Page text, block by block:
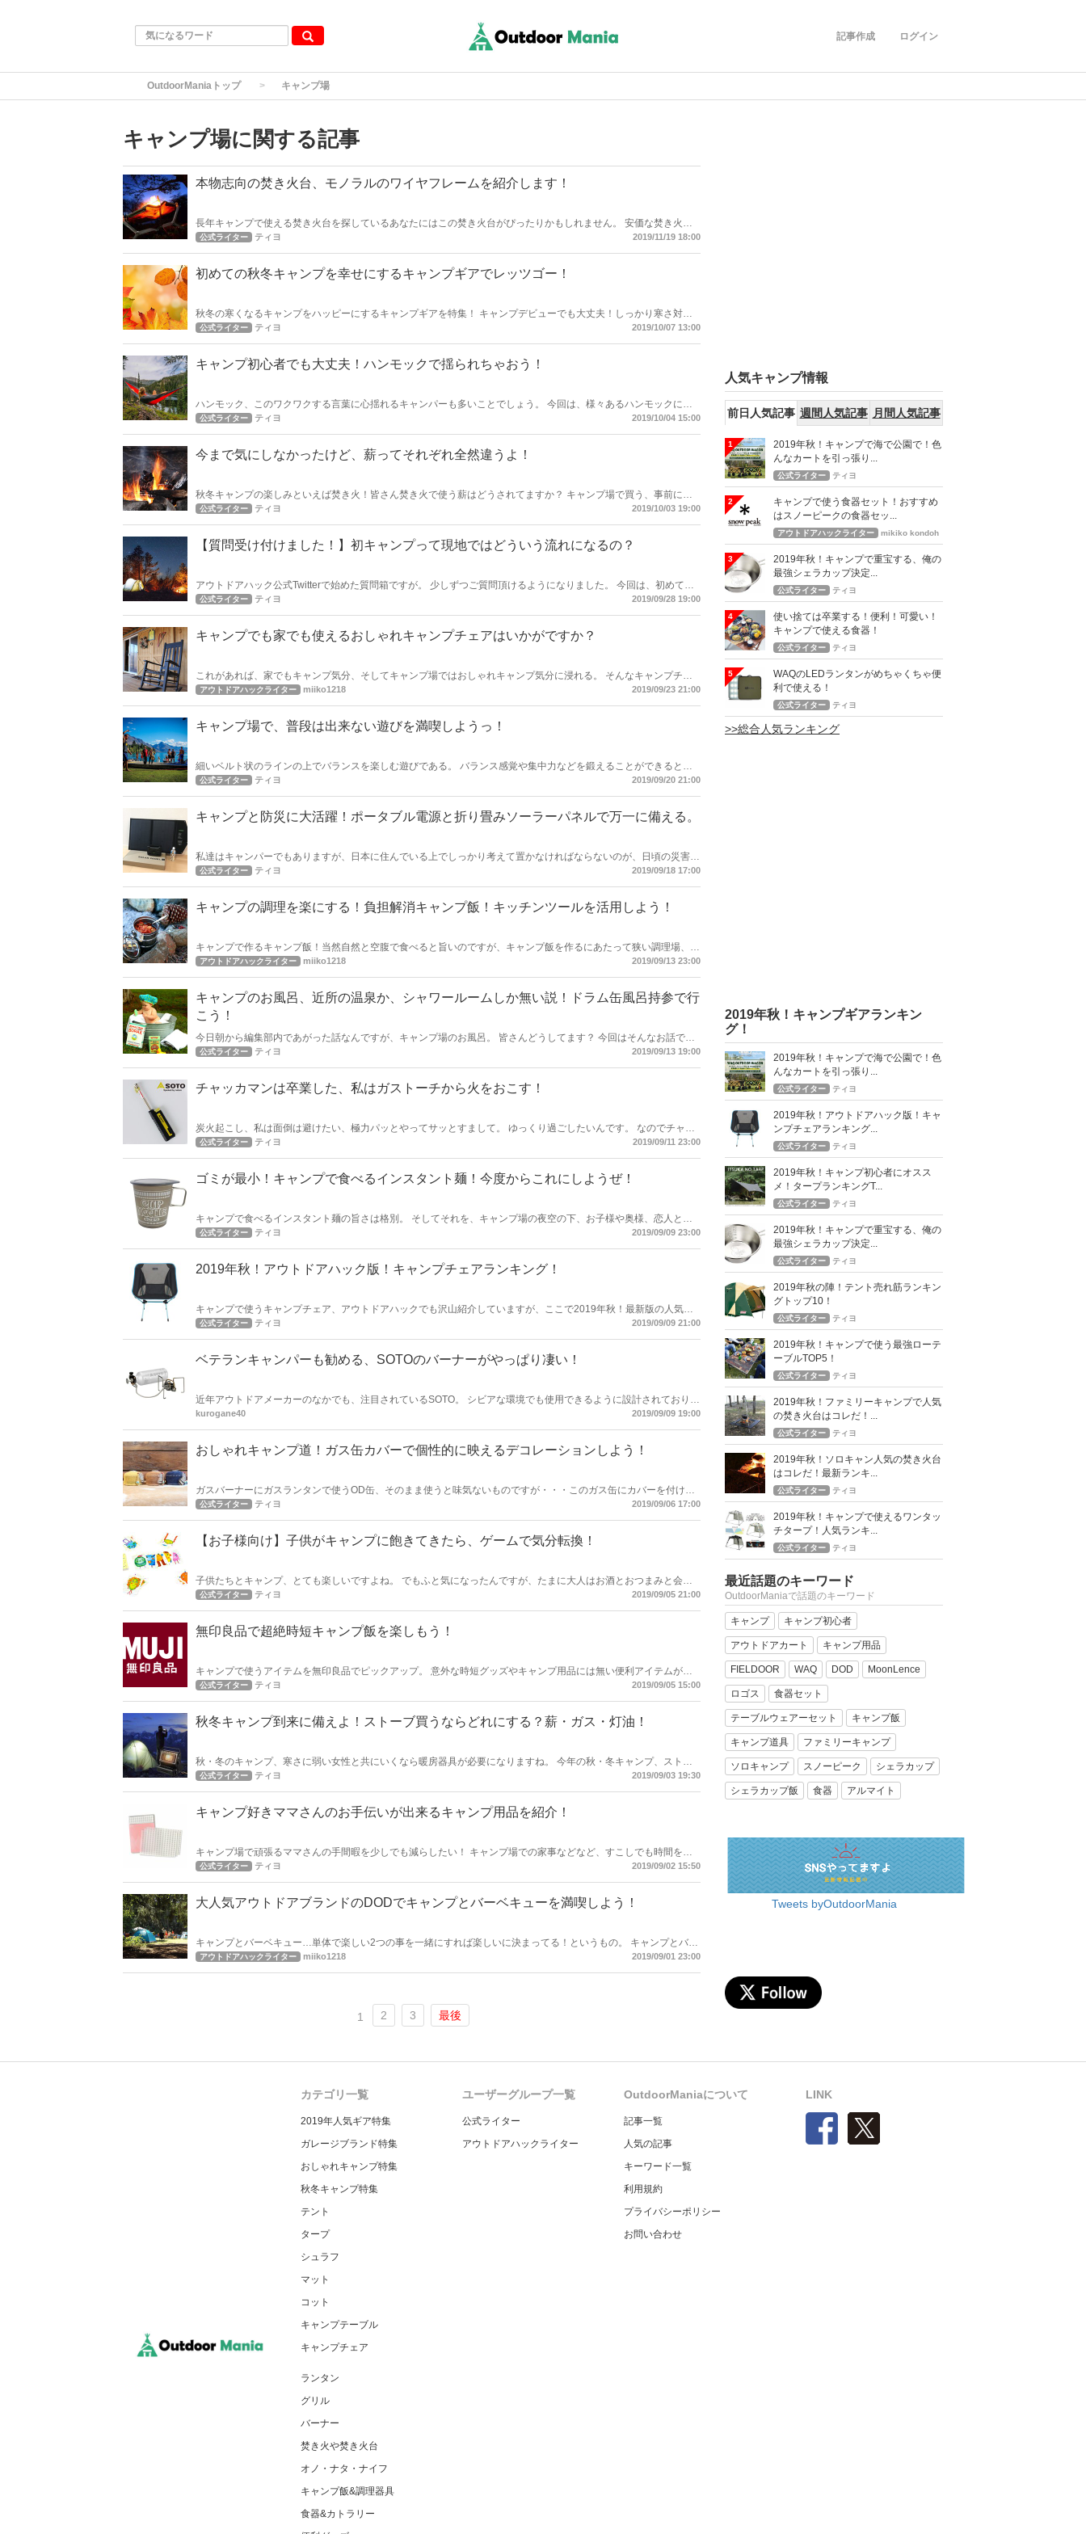
記事作成 ログイン
OutdoorManiaトップ キャンプ場
キャンプ場に関する記事
本物志向の焚き火台、モノラルのワイヤフレームを紹介します！
長年キャンプで使える焚き火台を探しているあなたにはこの焚き火台がぴったりかもしれません。 安価な焚き火台
も今はクオリティが高くよいモノが多いのですが、少しグレードアップして本物志向な焚き火台へのバージョンアッ
公式ライター ティヨ 2019/11/19 18:00
初めての秋冬キャンプを幸せにするキャンプギアでレッツゴー！
秋冬の寒くなるキャンプをハッピーにするキャンプギアを特集！ キャンプデビューでも大丈夫！しっかり寒さ対策
をしてキャンプに行きましょう！
公式ライター ティヨ 2019/10/07 13:00
キャンプ初心者でも大丈夫！ハンモックで揺られちゃおう！
ハンモック、このワクワクする言葉に心揺れるキャンパーも多いことでしょう。 今回は、様々あるハンモックにつ
いてまとめました！
公式ライター ティヨ 2019/10/04 15:00
今まで気にしなかったけど、薪ってそれぞれ全然違うよ！
秋冬キャンプの楽しみといえば焚き火！皆さん焚き火で使う薪はどうされてますか？ キャンプ場で買う、事前にネ
ットで買うことも出来る薪。 種類によって燃え方、燃えている時間も変わってきます。 今日はざっくりとその違い
公式ライター ティヨ 2019/10/03 19:00
【質問受け付けました！】初キャンプって現地ではどういう流れになるの？
アウトドアハック公式Twitterで始めた質問箱ですが。 少しずつご質問頂けるようになりました。 今回は、初めての
キャンプ、キャンプ場についたら何をどうすれば？と聞かれましたので1泊2日の流れをご説明しました。
公式ライター ティヨ 2019/09/28 19:00
キャンプでも家でも使えるおしゃれキャンプチェアはいかがですか？
これがあれば、家でもキャンプ気分、そしてキャンプ場ではおしゃれキャンプ気分に浸れる。 そんなキャンプチェ
ア見つけました。
アウトドアハックライター miiko1218 2019/09/23 21:00
キャンプ場で、普段は出来ない遊びを満喫しようっ！
細いベルト状のラインの上でバランスを楽しむ遊びである。 バランス感覚や集中力などを鍛えることができると他
のスポーツのオフトレーニングとしても幅広く使用される。 子供の発育にも良いみたいですよ♪ キャンプ場でやって
公式ライター ティヨ 2019/09/20 21:00
キャンプと防災に大活躍！ポータブル電源と折り畳みソーラーパネルで万一に備える。
私達はキャンパーでもありますが、日本に住んでいる上でしっかり考えて置かなければならないのが、日頃の災害へ
の備え。 2019年も様々な災害で被災された方が沢山おられます。 今回は、キャンプでも使えて、さらに災害時にも
公式ライター ティヨ 2019/09/18 17:00
キャンプの調理を楽にする！負担解消キャンプ飯！キッチンツールを活用しよう！
キャンプで作るキャンプ飯！当然自然と空腹で食べると旨いのですが、キャンプ飯を作るにあたって狭い調理場、使
い勝手の良くない調理器具ではストレスと負担が増える一方ですよね。 今回はそんな負担を解消します！
アウトドアハックライター miiko1218 2019/09/13 23:00
キャンプのお風呂、近所の温泉か、シャワールームしか無い説！ドラム缶風呂持参で行
こう！
今日朝から編集部内であがった話なんですが、キャンプ場のお風呂。 皆さんどうしてます？ 今回はそんなお話で
す。
公式ライター ティヨ 2019/09/13 19:00
チャッカマンは卒業した、私はガストーチから火をおこす！
炭火起こし、私は面倒は避けたい、極力パッとやってサッとすまして。 ゆっくり過ごしたいんです。 なのでチャッ
カマンを卒業しました。
公式ライター ティヨ 2019/09/11 23:00
ゴミが最小！キャンプで食べるインスタント麺！今度からこれにしようぜ！
キャンプで食べるインスタント麺の旨さは格別。 そしてそれを、キャンプ場の夜空の下、お子様や奥様、恋人とフ
ーフーして食べるのは最高の夜食タイム！ こんかいはゴミの出ない、インスタント麺を紹介します。
公式ライター ティヨ 2019/09/09 23:00
2019年秋！アウトドアハック版！キャンプチェアランキング！
キャンプで使うキャンプチェア、アウトドアハックでも沢山紹介していますが、ここで2019年秋！最新版の人気チ
ェアランキングを紹介したいと思います。
公式ライター ティヨ 2019/09/09 21:00
ベテランキャンパーも勧める、SOTOのバーナーがやっぱり凄い！
近年アウトドアメーカーのなかでも、注目されているSOTO。 シビアな環境でも使用できるように設計されており、
外国でも人気が高まっています。 今回は、そんなSOTOバーナーの魅力を商品の紹介も交えて徹底解説していきま
kurogane40 2019/09/09 19:00
おしゃれキャンプ道！ガス缶カバーで個性的に映えるデコレーションしよう！
ガスバーナーにガスランタンで使うOD缶、そのまま使うと味気ないものですが・・・このガス缶にカバーを付けて
楽しむのがじわじわ、いやすでに来てます！ さぁあなたのOD缶、まだむき出しで使いますか？
公式ライター ティヨ 2019/09/06 17:00
【お子様向け】子供がキャンプに飽きてきたら、ゲームで気分転換！
子供たちとキャンプ、とても楽しいですよね。 でもふと気になったんですが、たまに大人はお酒とおつまみと会話
を楽しんでますが子供がスマホでゲームしたりしてるんですよね。 せっかくのキャンプデジタルから離れて、せめ
公式ライター ティヨ 2019/09/05 21:00
無印良品で超絶時短キャンプ飯を楽しもう！
キャンプで使うアイテムを無印良品でピックアップ。 意外な時短グッズやキャンプ用品には無い便利アイテムが見
つかります。 他のキャンパーさんとの差別化にもピッタリ！
公式ライター ティヨ 2019/09/05 15:00
秋冬キャンプ到来に備えよ！ストーブ買うならどれにする？薪・ガス・灯油！
秋・冬のキャンプ、寒さに弱い女性と共にいくなら暖房器具が必要になりますね。 今年の秋・冬キャンプ、ストー
ブは何にするか決まりましたか？ いち早く決めて、今のうちから用意したいですね。 なんせ、いざ冬に買おうと思
公式ライター ティヨ 2019/09/03 19:30
キャンプ好きママさんのお手伝いが出来るキャンプ用品を紹介！
キャンプ場で頑張るママさんの手間暇を少しでも減らしたい！ キャンプ場での家事などなど、すこしでも時間を減
らしてお子さんや旦那さんとゆっくりすごす時間を増やすアイテムを紹介したいと思います。
公式ライター ティヨ 2019/09/02 15:50
大人気アウトドアブランドのDODでキャンプとバーベキューを満喫しよう！
キャンプとバーベキュー…単体で楽しい2つの事を一緒にすれば楽しいに決まってる！というもの。 キャンプとバー
ベキューにオススメのDODのグッズを見てましょう 。
アウトドアハックライター miiko1218 2019/09/01 23:00
1 2 3 最後
人気キャンプ情報
前日人気記事 週間人気記事 月間人気記事
1
2019年秋！キャンプで海で公園で！色
んなカートを引っ張り...
公式ライター ティヨ
2
キャンプで使う食器セット！おすすめ
はスノーピークの食器セッ...
アウトドアハックライター mikiko kondoh
3
2019年秋！キャンプで重宝する、俺の
最強シェラカップ決定...
公式ライター ティヨ
4
使い捨ては卒業する！便利！可愛い！
キャンプで使える食器！
公式ライター ティヨ
5
WAQのLEDランタンがめちゃくちゃ便
利で使える！
公式ライター ティヨ
>>総合人気ランキング
2019年秋！キャンプギアランキン
グ！
2019年秋！キャンプで海で公園で！色
んなカートを引っ張り...
公式ライター ティヨ
2019年秋！アウトドアハック版！キャ
ンプチェアランキング...
公式ライター ティヨ
2019年秋！キャンプ初心者にオスス
メ！タープランキングT...
公式ライター ティヨ
2019年秋！キャンプで重宝する、俺の
最強シェラカップ決定...
公式ライター ティヨ
2019年秋の陣！テント売れ筋ランキン
グトップ10！
公式ライター ティヨ
2019年秋！キャンプで使う最強ローテ
ーブルTOP5！
公式ライター ティヨ
2019年秋！ファミリーキャンプで人気
の焚き火台はコレだ！...
公式ライター ティヨ
2019年秋！ソロキャン人気の焚き火台
はコレだ！最新ランキ...
公式ライター ティヨ
2019年秋！キャンプで使えるワンタッ
チタープ！人気ランキ...
公式ライター ティヨ
最近話題のキーワード
OutdoorManiaで話題のキーワード
キャンプ キャンプ初心者
アウトドアカート キャンプ用品
FIELDOOR WAQ DOD MoonLence
ロゴス 食器セット
テーブルウェアーセット キャンプ飯
キャンプ道具 ファミリーキャンプ
ソロキャンプ スノーピーク シェラカップ
シェラカップ飯 食器 アルマイト
Tweets byOutdoorMania
カテゴリ一覧
2019年人気ギア特集
ガレージブランド特集
おしゃれキャンプ特集
秋冬キャンプ特集
テント
タープ
シュラフ
マット
コット
キャンプテーブル
キャンプチェア
ランタン
グリル
バーナー
焚き火や焚き火台
オノ・ナタ・ナイフ
キャンプ飯&調理器具
食器&カトラリー
ユーザーグループ一覧
公式ライター
アウトドアハックライター
OutdoorManiaについて
記事一覧
人気の記事
キーワード一覧
利用規約
プライバシーポリシー
お問い合わせ
LINK